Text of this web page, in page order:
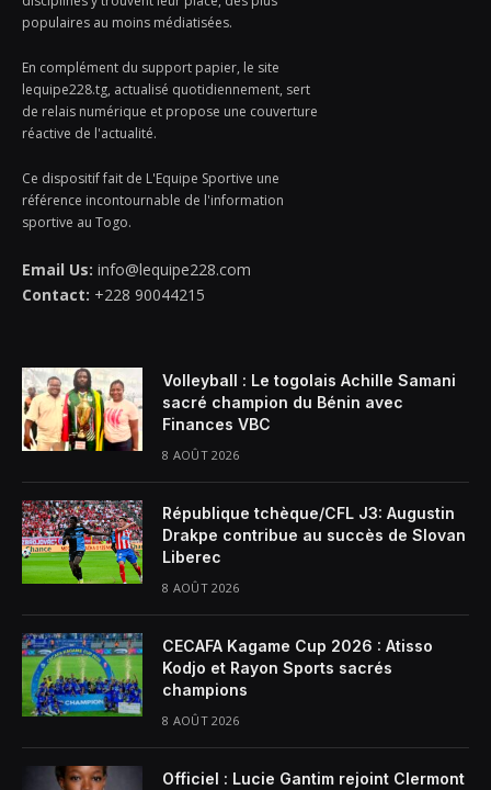
populaires au moins médiatisées.
En complément du support papier, le site
lequipe228.tg, actualisé quotidiennement, sert
de relais numérique et propose une couverture
réactive de l'actualité.
Ce dispositif fait de L'Equipe Sportive une
référence incontournable de l'information
sportive au Togo.
Email Us: info@lequipe228.com
Contact: +228 90044215
Volleyball : Le togolais Achille Samani
sacré champion du Bénin avec
Finances VBC
8 AOÛT 2026
République tchèque/CFL J3: Augustin
Drakpe contribue au succès de Slovan
Liberec
8 AOÛT 2026
CECAFA Kagame Cup 2026 : Atisso
Kodjo et Rayon Sports sacrés
champions
8 AOÛT 2026
Officiel : Lucie Gantim rejoint Clermont